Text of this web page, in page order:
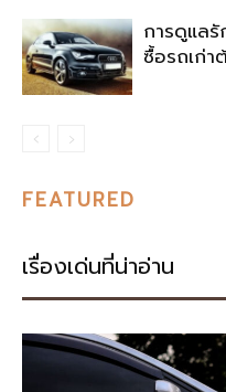
การดูแล
ซื้อรถเก่
FEATURED
เรื่องเด่นที่น่าอ่าน